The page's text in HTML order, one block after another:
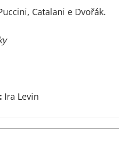
Catalani e Dvořák.
Ira Levin